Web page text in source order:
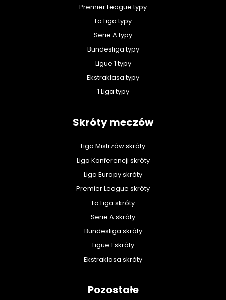
Premier League typy
La Liga typy
Serie A typy
Bundesliga typy
Ligue 1 typy
Ekstraklasa typy
1 Liga typy
Skróty meczów
Liga Mistrzów skróty
Liga Konferencji skróty
Liga Europy skróty
Premier League skróty
La Liga skróty
Serie A skróty
Bundesliga skróty
Ligue 1 skróty
Ekstraklasa skróty
Pozostałe